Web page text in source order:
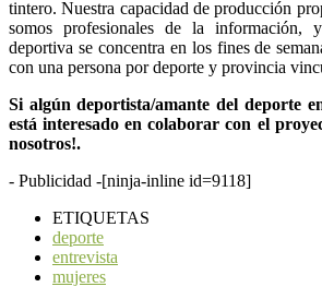
tintero. Nuestra capacidad de producción
somos profesionales de la información,
deportiva se concentra en los fines de
con una persona por deporte y provincia
Si algún deportista/amante del deporte
está interesado en colaborar con el
nosotros!.
- Publicidad -[ninja-inline id=9118]
ETIQUETAS
deporte
entrevista
mujeres